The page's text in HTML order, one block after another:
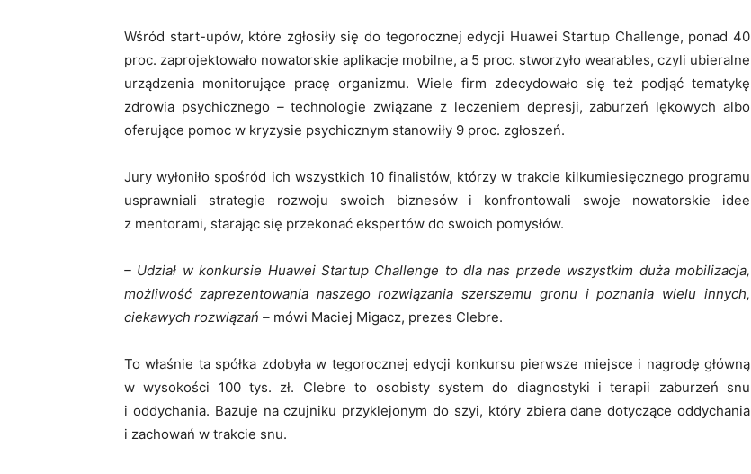
Wśród start-upów, które zgłosiły się do tegorocznej edycji Huawei Startup Challenge, ponad 40
proc. zaprojektowało nowatorskie aplikacje mobilne, a 5 proc. stworzyło wearables, czyli ubieralne
urządzenia monitorujące pracę organizmu. Wiele firm zdecydowało się też podjąć tematykę
zdrowia psychicznego –technologie związane z leczeniem depresji, zaburzeń lękowych albo
oferujące pomoc w kryzysie psychicznym stanowiły 9 proc. zgłoszeń.
Jury wyłoniło spośród ich wszystkich 10 finalistów, którzy w trakcie kilkumiesięcznego programu
usprawniali strategie rozwoju swoich biznesów i konfrontowali swoje nowatorskie idee
z mentorami, starając się przekonać ekspertów do swoich pomysłów.
– Udział w konkursie Huawei Startup Challenge to dla nas przede wszystkim duża mobilizacja,
możliwość zaprezentowania naszego rozwiązania szerszemu gronu i poznania wielu innych,
ciekawych rozwiązań – mówi Maciej Migacz, prezes Clebre.
To właśnie ta spółka zdobyła w tegorocznej edycji konkursu pierwsze miejsce i nagrodę główną
w wysokości 100 tys. zł. Clebre to osobisty system do diagnostyki i terapii zaburzeń snu
i oddychania. Bazuje na czujniku przyklejonym do szyi, który zbiera dane dotyczące oddychania
i zachowań w trakcie snu.